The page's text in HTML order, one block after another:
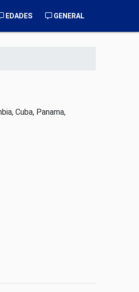
EDADES GENERAL
Cuba, Panama,